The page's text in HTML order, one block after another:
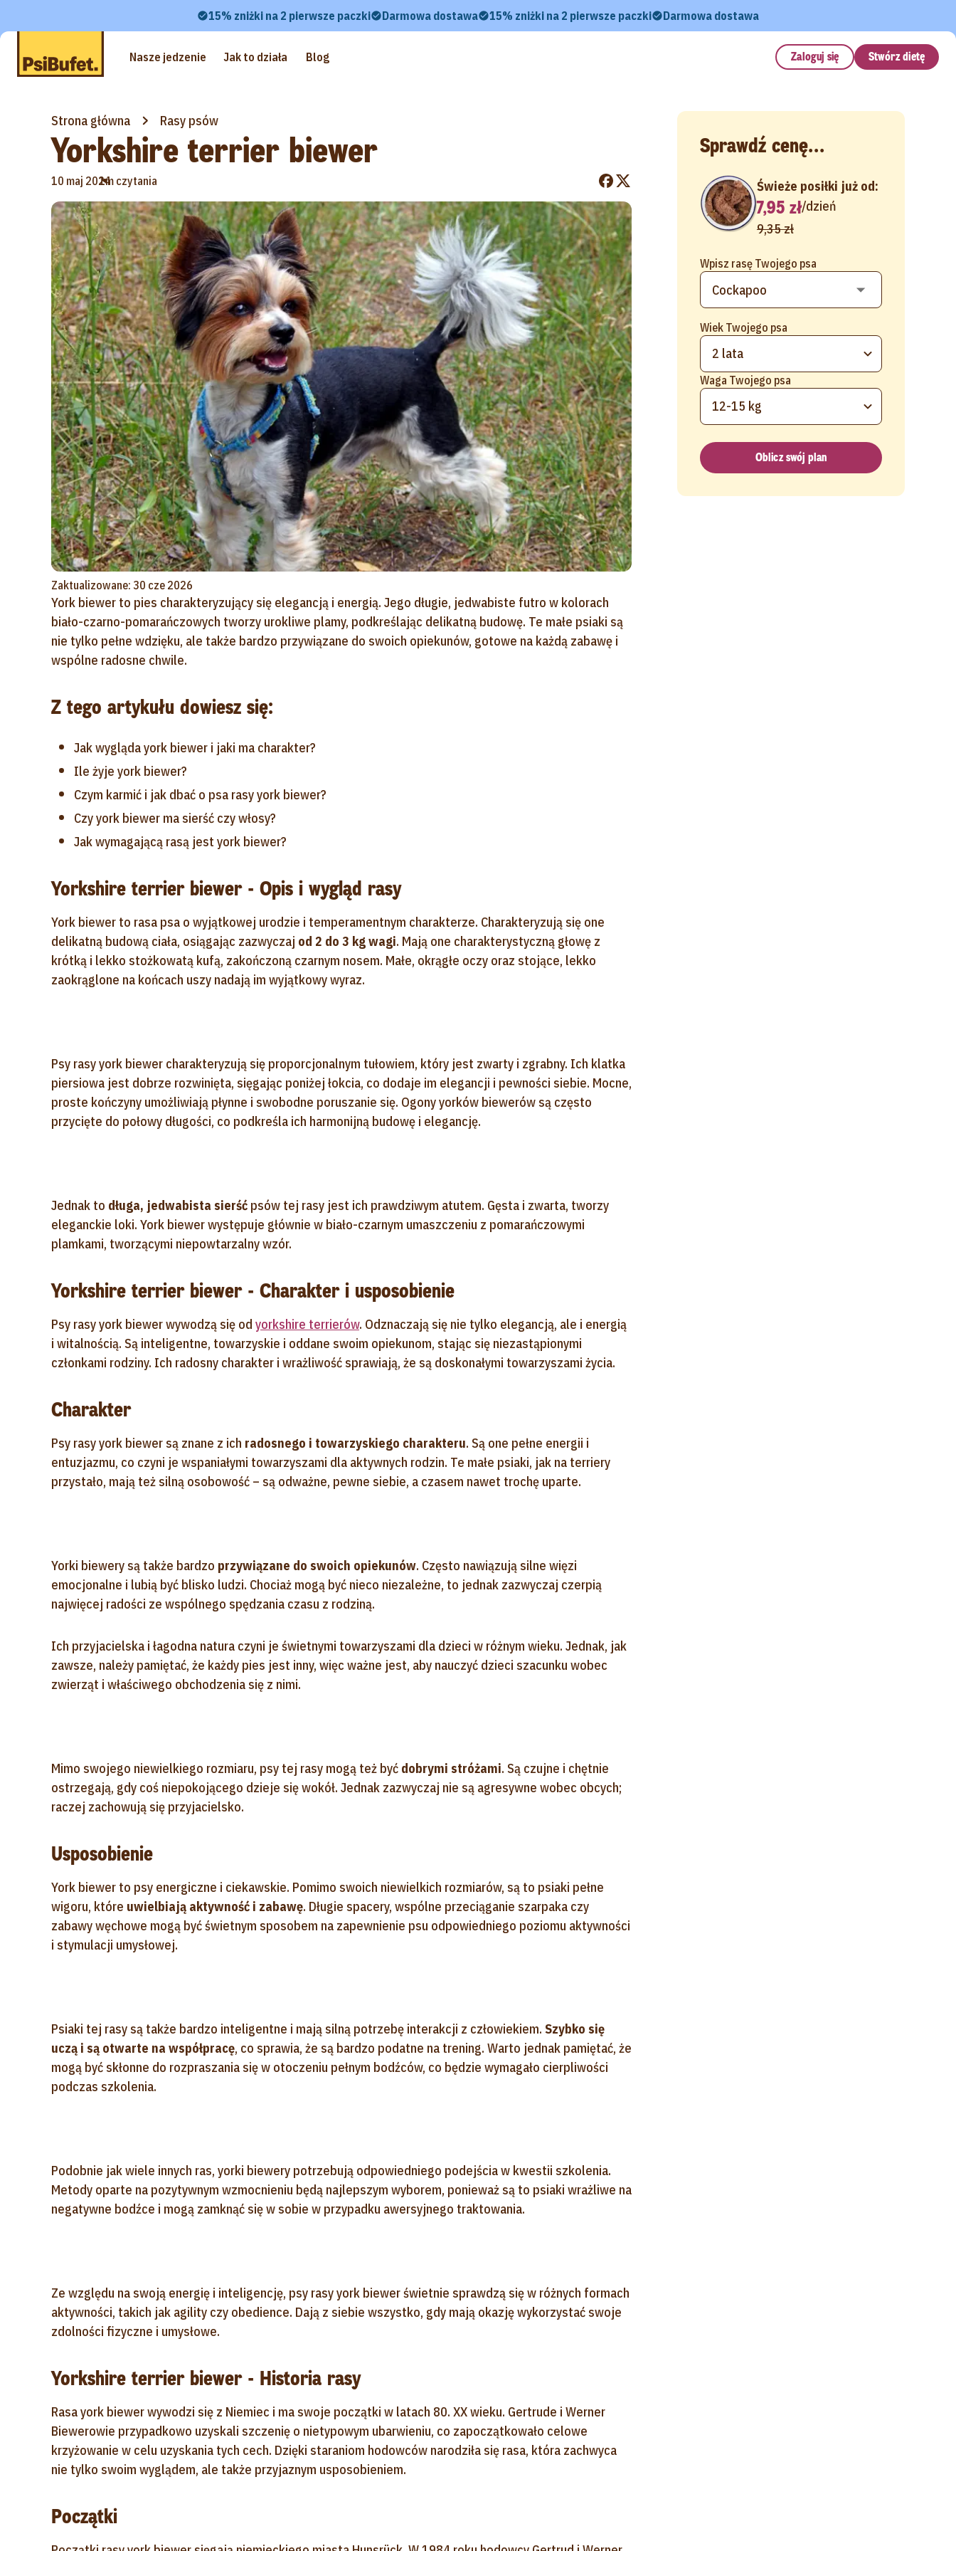
15% zniżki na 2 pierwsze paczki Darmowa dostawa 15% zniżki na 2 pierwsze paczki Darmowa dostawa
Nasze jedzenie Jak to działa Blog Zaloguj się Stwórz dietę
Strona główna Rasy psów
Yorkshire terrier biewer
10 maj 2024
•
1m czytania
Zaktualizowane: 30 cze 2026
York biewer to pies charakteryzujący się elegancją i energią. Jego długie, jedwabiste futro w kolorach
biało-czarno-pomarańczowych tworzy urokliwe plamy, podkreślając delikatną budowę. Te małe psiaki są
nie tylko pełne wdzięku, ale także bardzo przywiązane do swoich opiekunów, gotowe na każdą zabawę i
wspólne radosne chwile.
Z tego artykułu dowiesz się:
Jak wygląda york biewer i jaki ma charakter?
Ile żyje york biewer?
Czym karmić i jak dbać o psa rasy york biewer?
Czy york biewer ma sierść czy włosy?
Jak wymagającą rasą jest york biewer?
Yorkshire terrier biewer - Opis i wygląd rasy
York biewer to rasa psa o wyjątkowej urodzie i temperamentnym charakterze. Charakteryzują się one
delikatną budową ciała, osiągając zazwyczaj od 2 do 3 kg wagi. Mają one charakterystyczną głowę z
krótką i lekko stożkowatą kufą, zakończoną czarnym nosem. Małe, okrągłe oczy oraz stojące, lekko
zaokrąglone na końcach uszy nadają im wyjątkowy wyraz.
Psy rasy york biewer charakteryzują się proporcjonalnym tułowiem, który jest zwarty i zgrabny. Ich klatka
piersiowa jest dobrze rozwinięta, sięgając poniżej łokcia, co dodaje im elegancji i pewności siebie. Mocne,
proste kończyny umożliwiają płynne i swobodne poruszanie się. Ogony yorków biewerów są często
przycięte do połowy długości, co podkreśla ich harmonijną budowę i elegancję.
Jednak to długa, jedwabista sierść psów tej rasy jest ich prawdziwym atutem. Gęsta i zwarta, tworzy
eleganckie loki. York biewer występuje głównie w biało-czarnym umaszczeniu z pomarańczowymi
plamkami, tworzącymi niepowtarzalny wzór.
Yorkshire terrier biewer - Charakter i usposobienie
Psy rasy york biewer wywodzą się od yorkshire terrierów. Odznaczają się nie tylko elegancją, ale i energią
i witalnością. Są inteligentne, towarzyskie i oddane swoim opiekunom, stając się niezastąpionymi
członkami rodziny. Ich radosny charakter i wrażliwość sprawiają, że są doskonałymi towarzyszami życia.
Charakter
Psy rasy york biewer są znane z ich radosnego i towarzyskiego charakteru. Są one pełne energii i
entuzjazmu, co czyni je wspaniałymi towarzyszami dla aktywnych rodzin. Te małe psiaki, jak na terriery
przystało, mają też silną osobowość – są odważne, pewne siebie, a czasem nawet trochę uparte.
Yorki biewery są także bardzo przywiązane do swoich opiekunów. Często nawiązują silne więzi
emocjonalne i lubią być blisko ludzi. Chociaż mogą być nieco niezależne, to jednak zazwyczaj czerpią
najwięcej radości ze wspólnego spędzania czasu z rodziną.
Ich przyjacielska i łagodna natura czyni je świetnymi towarzyszami dla dzieci w różnym wieku. Jednak, jak
zawsze, należy pamiętać, że każdy pies jest inny, więc ważne jest, aby nauczyć dzieci szacunku wobec
zwierząt i właściwego obchodzenia się z nimi.
Mimo swojego niewielkiego rozmiaru, psy tej rasy mogą też być dobrymi stróżami. Są czujne i chętnie
ostrzegają, gdy coś niepokojącego dzieje się wokół. Jednak zazwyczaj nie są agresywne wobec obcych;
raczej zachowują się przyjacielsko.
Usposobienie
York biewer to psy energiczne i ciekawskie. Pomimo swoich niewielkich rozmiarów, są to psiaki pełne
wigoru, które uwielbiają aktywność i zabawę. Długie spacery, wspólne przeciąganie szarpaka czy
zabawy węchowe mogą być świetnym sposobem na zapewnienie psu odpowiedniego poziomu aktywności
i stymulacji umysłowej.
Psiaki tej rasy są także bardzo inteligentne i mają silną potrzebę interakcji z człowiekiem. Szybko się
uczą i są otwarte na współpracę, co sprawia, że są bardzo podatne na trening. Warto jednak pamiętać, że
mogą być skłonne do rozpraszania się w otoczeniu pełnym bodźców, co będzie wymagało cierpliwości
podczas szkolenia.
Podobnie jak wiele innych ras, yorki biewery potrzebują odpowiedniego podejścia w kwestii szkolenia.
Metody oparte na pozytywnym wzmocnieniu będą najlepszym wyborem, ponieważ są to psiaki wrażliwe na
negatywne bodźce i mogą zamknąć się w sobie w przypadku awersyjnego traktowania.
Ze względu na swoją energię i inteligencję, psy rasy york biewer świetnie sprawdzą się w różnych formach
aktywności, takich jak agility czy obedience. Dają z siebie wszystko, gdy mają okazję wykorzystać swoje
zdolności fizyczne i umysłowe.
Yorkshire terrier biewer - Historia rasy
Rasa york biewer wywodzi się z Niemiec i ma swoje początki w latach 80. XX wieku. Gertrude i Werner
Biewerowie przypadkowo uzyskali szczenię o nietypowym ubarwieniu, co zapoczątkowało celowe
krzyżowanie w celu uzyskania tych cech. Dzięki staraniom hodowców narodziła się rasa, która zachwyca
nie tylko swoim wyglądem, ale także przyjaznym usposobieniem.
Początki
Sprawdź cenę...
Wpisz rasę Twojego psa
Wiek Twojego psa
2 lata
Waga Twojego psa
12-15 kg
Świeże posiłki już od:
7,95 zł/dzień
9,35 zł
Oblicz swój plan